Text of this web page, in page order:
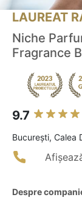
LAUREAT
Niche
Fragrance
9.7
Bucureşti, Calea
Despre